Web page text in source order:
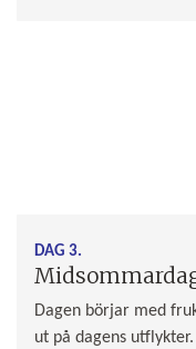
DAG 3.
Dagen börjar med
ut på dagens utflykter.